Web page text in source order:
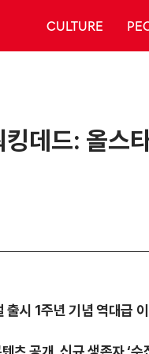
CULTURE
데드: 올스
출시 1주년 기념 역대급